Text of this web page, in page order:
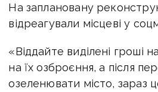
На заплановану
відреагували місцеві у
«Віддайте виділені гроші
на їх озброєння, а після
озеленювати місто, зараз